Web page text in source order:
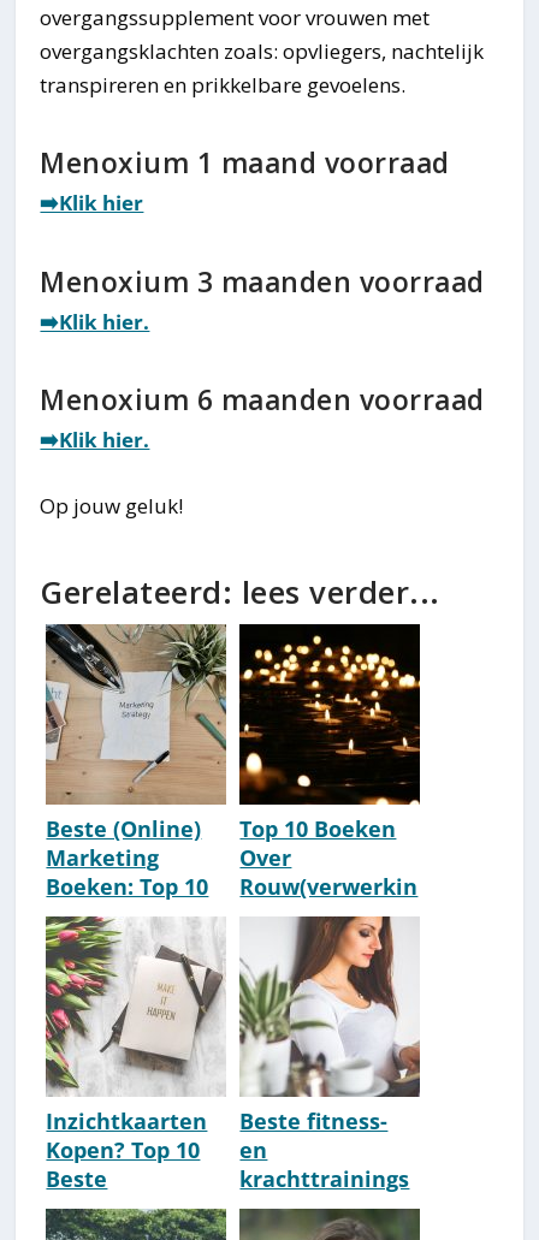
overgangssupplement voor vrouwen met
overgangsklachten zoals: opvliegers, nachtelijk
transpireren en prikkelbare gevoelens.
Menoxium 1 maand voorraad
➡️Klik hier
Menoxium 3 maanden voorraad
➡️Klik hier.
Menoxium 6 maanden voorraad
➡️Klik hier.
Op jouw geluk!
Gerelateerd: lees verder...
Beste (Online)
Marketing
Boeken: Top 10
[Update 2026]
Top 10 Boeken
Over
Rouw(verwerkin
g) (Kind &
Partner)
[Update 2026]
Inzichtkaarten
Kopen? Top 10
Beste
Reflectiekaarte
Beste fitness-
en
krachttrainings
boeken [Top 10]